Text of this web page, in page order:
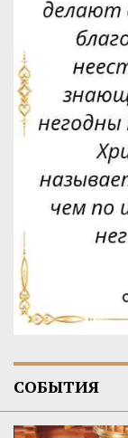
СОБЫТИЯ